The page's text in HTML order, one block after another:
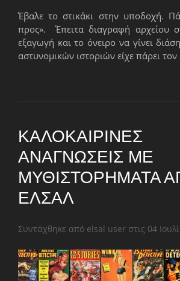
Έβαλε το στικάκι στην υποδοχή.
προς». Έπειτα διαγραφή αρχείου
εξαγωγή και το όνειρο να γίνει
αστυνομικών ιστοριών είχε πάρει
ΚΑΛΟΚΑΙΡΙΝΈΣ
ΑΝΑΓΝΏΣΕΙΣ ΜΕ
ΜΥΘΙΣΤΟΡΉΜΑΤΑ
ΕΛΣΑΛ
Συντάχθηκε από elsal user στις 04